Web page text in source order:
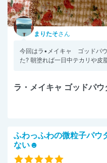
まりたそさん
今回はラ•メイキャ ゴッドパ
た? 朝塗れば一日中テカリや皮
ラ・メイキャ ゴッドパウ
ふわっふわの微粒子パウ
ない☻